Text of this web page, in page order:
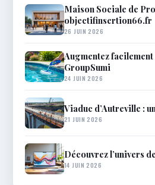
Maison Sociale de
objectifinsertion66.fr
26 JUIN 2026
Augmentez
GroupSumi
24 JUIN 2026
Viaduc d’Autreville :
21 JUIN 2026
Découvrez l’univers
14 JUIN 2026